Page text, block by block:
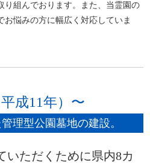
り組んでおります。また、当霊園の
お悩みの方に幅広く対応していま
成11年）〜
理型公園墓地の建設。
いただくために県内8カ